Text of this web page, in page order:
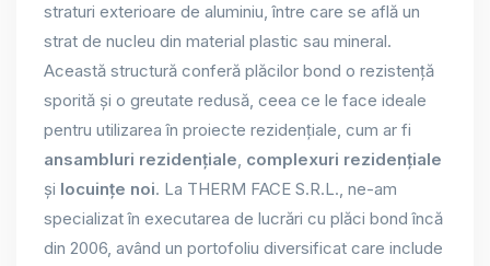
straturi exterioare de aluminiu, între care se află un
strat de nucleu din material plastic sau mineral.
Această structură conferă plăcilor bond o rezistență
sporită și o greutate redusă, ceea ce le face ideale
pentru utilizarea în proiecte rezidențiale, cum ar fi
ansambluri rezidențiale, complexuri rezidențiale
și locuințe noi. La THERM FACE S.R.L., ne-am
specializat în executarea de lucrări cu plăci bond încă
din 2006, având un portofoliu diversificat care include